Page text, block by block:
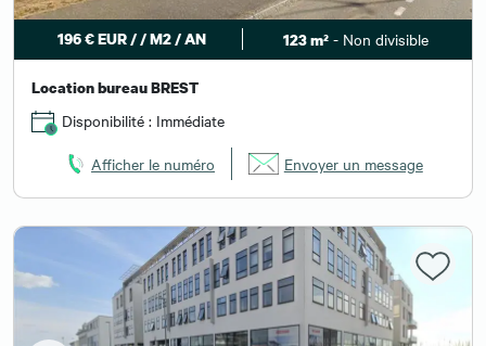
196 € EUR / / M2 / AN 123 m²- Non divisible
Location bureau BREST
Disponibilité : Immédiate
Afficher le numéro Envoyer un message